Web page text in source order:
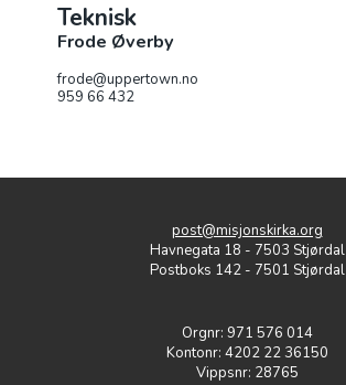
Teknisk
Frode Øverby
frode@uppertown.no
959 66 432
post@misjonskirka.org
Havnegata 18 - 7503 Stjørdal
Postboks 142 - 7501 Stjørdal
Orgnr: 971 576 014
Kontonr: 4202 22 36150
Vippsnr: 28765